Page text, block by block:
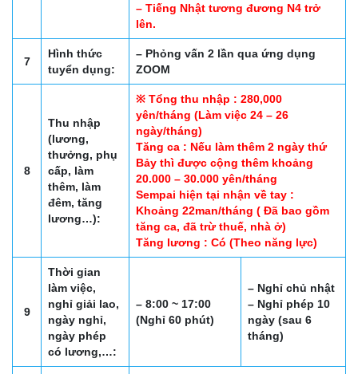
– Tiếng Nhật tương đương N4 trở
lên.
7
Hình thức
tuyển dụng:
– Phỏng vấn 2 lần qua ứng dụng
ZOOM
8
Thu nhập
(lương,
thưởng, phụ
cấp, làm
thêm, làm
đêm, tăng
lương…):
※ Tổng thu nhập : 280,000
yên/tháng (Làm việc 24 – 26
ngày/tháng)
Tăng ca : Nếu làm thêm 2 ngày thứ
Bảy thì được cộng thêm khoảng
20.000 – 30.000 yên/tháng
Sempai hiện tại nhận về tay :
Khoảng 22man/tháng ( Đã bao gồm
tăng ca, đã trừ thuế, nhà ở)
Tăng lương : Có (Theo năng lực)
9
Thời gian
làm việc,
nghỉ giải lao,
ngày nghỉ,
ngày phép
có lương,…:
– 8:00 ~ 17:00
(Nghỉ 60 phút)
– Nghỉ chủ nhật
– Nghỉ phép 10
ngày (sau 6
tháng)